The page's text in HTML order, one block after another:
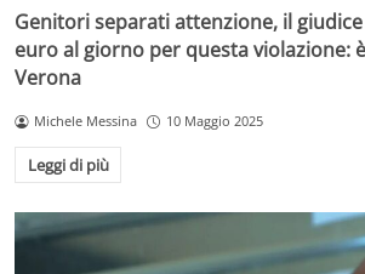
Genitori separati attenzione, il
euro al giorno per questa violazione:
Verona
Michele Messina 10 Maggio 2025
Leggi di più